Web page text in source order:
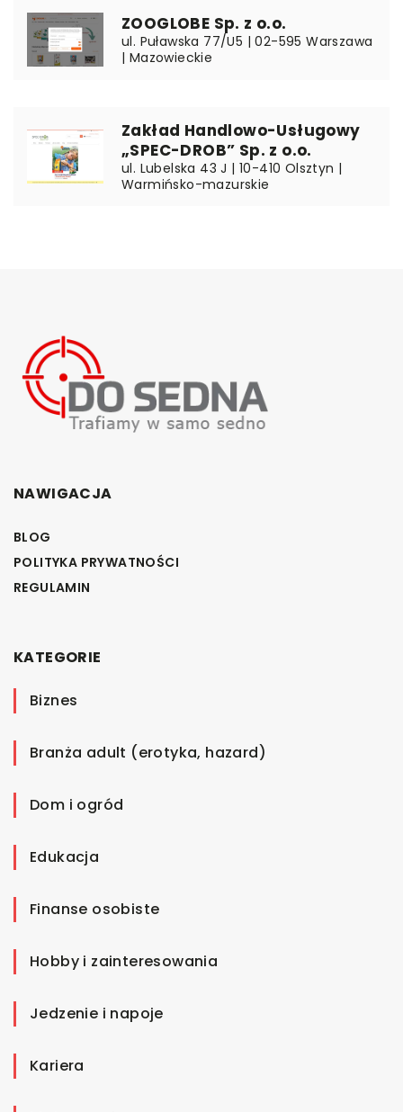
ZOOGLOBE Sp. z o.o.
ul. Puławska 77/U5 | 02-595 Warszawa
| Mazowieckie
Zakład Handlowo-Usługowy
„SPEC-DROB” Sp. z o.o.
ul. Lubelska 43 J | 10-410 Olsztyn |
Warmińsko-mazurskie
NAWIGACJA
BLOG
POLITYKA PRYWATNOŚCI
REGULAMIN
KATEGORIE
Biznes
Branża adult (erotyka, hazard)
Dom i ogród
Edukacja
Finanse osobiste
Hobby i zainteresowania
Jedzenie i napoje
Kariera